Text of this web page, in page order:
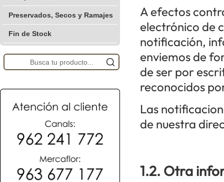
Preservados, Secos y Ramajes
Fin de Stock
A efectos
electrónico de
notificación,
enviemos de
de ser por
reconocidos
Las
de nuestra
1.2. Otra